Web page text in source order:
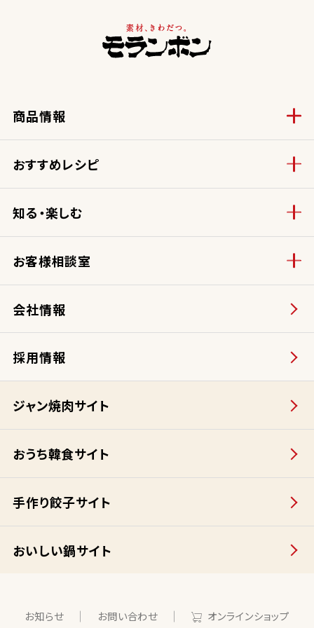
商品情報
おすすめレシピ
知る・楽しむ
お客様相談室
会社情報
採用情報
ジャン焼肉サイト
おうち韓食サイト
手作り餃子サイト
おいしい鍋サイト
お知らせ お問い合わせ オンラインショップ